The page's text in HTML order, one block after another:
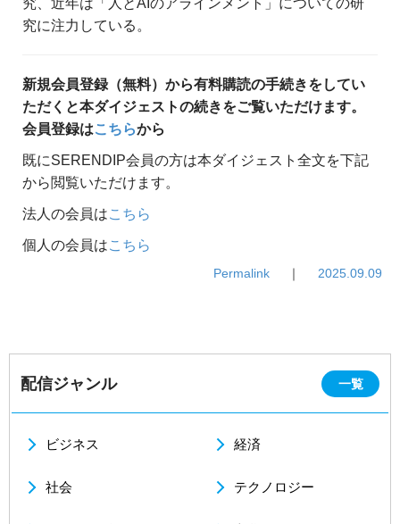
究に注力している。
新規会員登録（無料）から有料購読の手続きをしてい
ただくと本ダイジェストの続きをご覧いただけます。
会員登録はこちらから
既にSERENDIP会員の方は本ダイジェスト全文を下記
から閲覧いただけます。
法人の会員はこちら
個人の会員はこちら
Permalink ｜ 2025.09.09
配信ジャンル 一覧
ビジネス 経済
社会 テクノロジー